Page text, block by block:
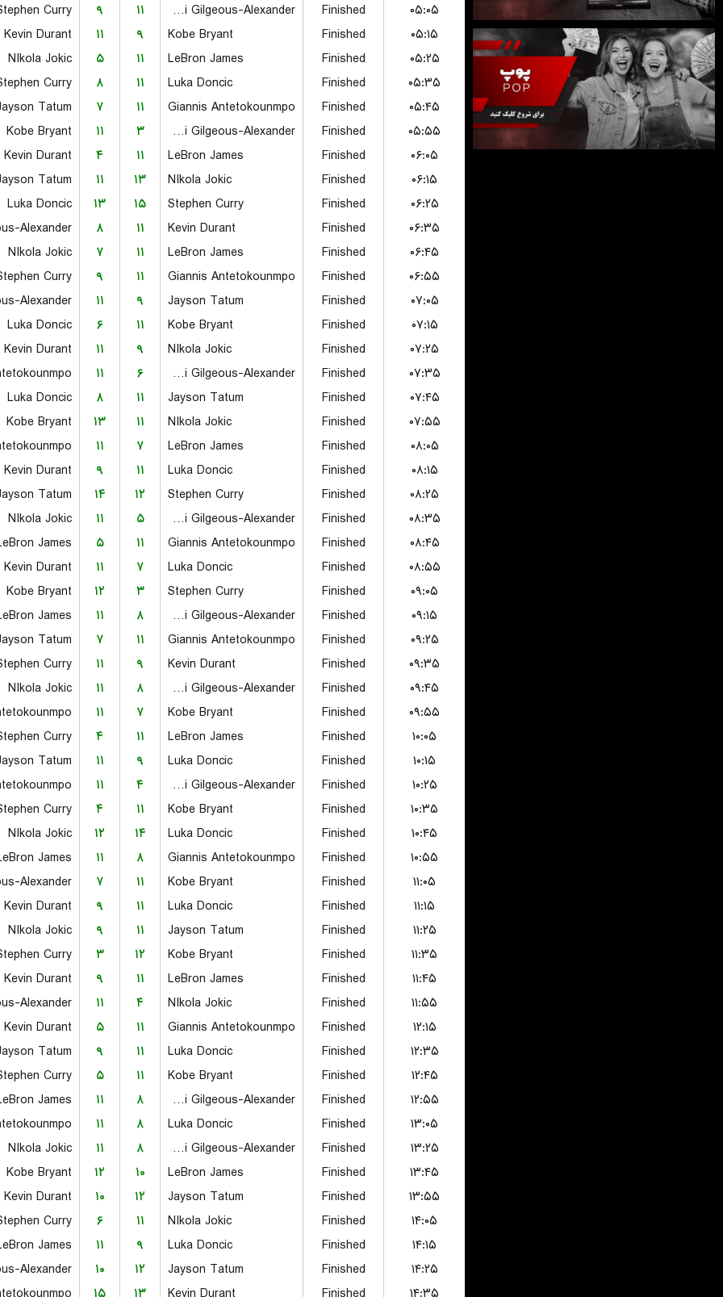
Curry
۹ ۱۱ Shai Gilgeous-Alexander Finished
۰۵:۰۵
Kevin Durant
۱۱ ۹ Kobe Bryant Finished
۰۵:۱۵
NIkola Jokic
۵ ۱۱ LeBron James Finished
۰۵:۲۵
Curry
۸ ۱۱ Luka Doncic Finished
۰۵:۳۵
Tatum
۷ ۱۱ Giannis Antetokounmpo Finished
۰۵:۴۵
Kobe Bryant
۱۱ ۳ Shai Gilgeous-Alexander Finished
۰۵:۵۵
Kevin Durant
۴ ۱۱ LeBron James Finished
۰۶:۰۵
Tatum
۱۱ ۱۳ NIkola Jokic Finished
۰۶:۱۵
Luka Doncic
۱۳ ۱۵ Stephen Curry Finished
۰۶:۲۵
۸ ۱۱ Kevin Durant Finished
۰۶:۳۵
NIkola Jokic
۷ ۱۱ LeBron James Finished
۰۶:۴۵
Curry
۹ ۱۱ Giannis Antetokounmpo Finished
۰۶:۵۵
۱۱ ۹ Jayson Tatum Finished
۰۷:۰۵
Luka Doncic
۶ ۱۱ Kobe Bryant Finished
۰۷:۱۵
Kevin Durant
۱۱ ۹ NIkola Jokic Finished
۰۷:۲۵
۱۱ ۶ Shai Gilgeous-Alexander Finished
۰۷:۳۵
Luka Doncic
۸ ۱۱ Jayson Tatum Finished
۰۷:۴۵
Kobe Bryant
۱۳ ۱۱ NIkola Jokic Finished
۰۷:۵۵
۱۱ ۷ LeBron James Finished
۰۸:۰۵
Kevin Durant
۹ ۱۱ Luka Doncic Finished
۰۸:۱۵
Tatum
۱۴ ۱۲ Stephen Curry Finished
۰۸:۲۵
NIkola Jokic
۱۱ ۵ Shai Gilgeous-Alexander Finished
۰۸:۳۵
James
۵ ۱۱ Giannis Antetokounmpo Finished
۰۸:۴۵
Kevin Durant
۱۱ ۷ Luka Doncic Finished
۰۸:۵۵
Kobe Bryant
۱۲ ۳ Stephen Curry Finished
۰۹:۰۵
James
۱۱ ۸ Shai Gilgeous-Alexander Finished
۰۹:۱۵
Tatum
۷ ۱۱ Giannis Antetokounmpo Finished
۰۹:۲۵
Curry
۱۱ ۹ Kevin Durant Finished
۰۹:۳۵
NIkola Jokic
۱۱ ۸ Shai Gilgeous-Alexander Finished
۰۹:۴۵
۱۱ ۷ Kobe Bryant Finished
۰۹:۵۵
Curry
۴ ۱۱ LeBron James Finished
۱۰:۰۵
Tatum
۱۱ ۹ Luka Doncic Finished
۱۰:۱۵
۱۱ ۴ Shai Gilgeous-Alexander Finished
۱۰:۲۵
Curry
۴ ۱۱ Kobe Bryant Finished
۱۰:۳۵
NIkola Jokic
۱۲ ۱۴ Luka Doncic Finished
۱۰:۴۵
James
۱۱ ۸ Giannis Antetokounmpo Finished
۱۰:۵۵
۷ ۱۱ Kobe Bryant Finished
۱۱:۰۵
Kevin Durant
۹ ۱۱ Luka Doncic Finished
۱۱:۱۵
NIkola Jokic
۹ ۱۱ Jayson Tatum Finished
۱۱:۲۵
Curry
۳ ۱۲ Kobe Bryant Finished
۱۱:۳۵
Kevin Durant
۹ ۱۱ LeBron James Finished
۱۱:۴۵
۱۱ ۴ NIkola Jokic Finished
۱۱:۵۵
Kevin Durant
۵ ۱۱ Giannis Antetokounmpo Finished
۱۲:۱۵
Tatum
۹ ۱۱ Luka Doncic Finished
۱۲:۳۵
Curry
۵ ۱۱ Kobe Bryant Finished
۱۲:۴۵
James
۱۱ ۸ Shai Gilgeous-Alexander Finished
۱۲:۵۵
۱۱ ۸ Luka Doncic Finished
۱۳:۰۵
NIkola Jokic
۱۱ ۸ Shai Gilgeous-Alexander Finished
۱۳:۲۵
Kobe Bryant
۱۲ ۱۰ LeBron James Finished
۱۳:۴۵
Kevin Durant
۱۰ ۱۲ Jayson Tatum Finished
۱۳:۵۵
Curry
۶ ۱۱ NIkola Jokic Finished
۱۴:۰۵
James
۱۱ ۹ Luka Doncic Finished
۱۴:۱۵
۱۰ ۱۲ Jayson Tatum Finished
۱۴:۲۵